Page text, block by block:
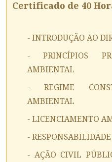
Certificado de 40
- INTRODUÇÃO AO
- PRINCÍPIOS
AMBIENTAL
- REGIME
AMBIENTAL
- LICENCIAMENTO
-
- AÇÃO CIVIL